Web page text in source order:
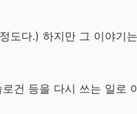
다.) 하지만 그 이야기
건 등을 다시 쓰는 일로